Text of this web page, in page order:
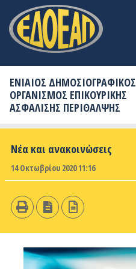
ΕΝΙΑΙΟΣ ΔΗΜΟΣΙΟΓΡΑΦΙΚΟΣ
ΟΡΓΑΝΙΣΜΟΣ ΕΠΙΚΟΥΡΙΚΗΣ
ΑΣΦΑΛΙΣΗΣ ΠΕΡΙΘΑΛΨΗΣ
Νέα και ανακοινώσεις
14 Οκτωβρίου 2020 11:16